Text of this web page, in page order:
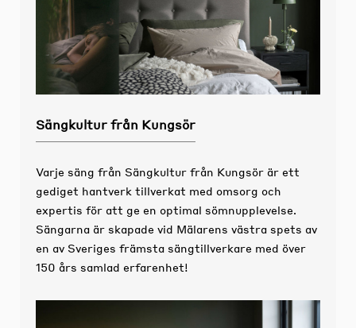
Sängkultur från Kungsör
Varje säng från Sängkultur från Kungsör är ett
gediget hantverk tillverkat med omsorg och
expertis för att ge en optimal sömnupplevelse.
Sängarna är skapade vid Mälarens västra spets av
en av Sveriges främsta sängtillverkare med över
150 års samlad erfarenhet!